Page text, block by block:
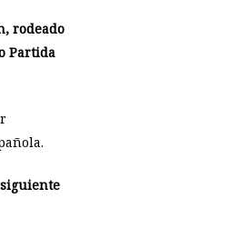
rodeado
Partida